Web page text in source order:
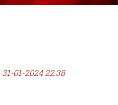
31-01-2024 22:38